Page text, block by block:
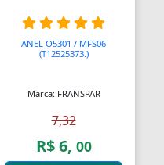
ANEL O5301 / MFS06
(T12525373.)
Marca: FRANSPAR
7,32
R$ 6, 00